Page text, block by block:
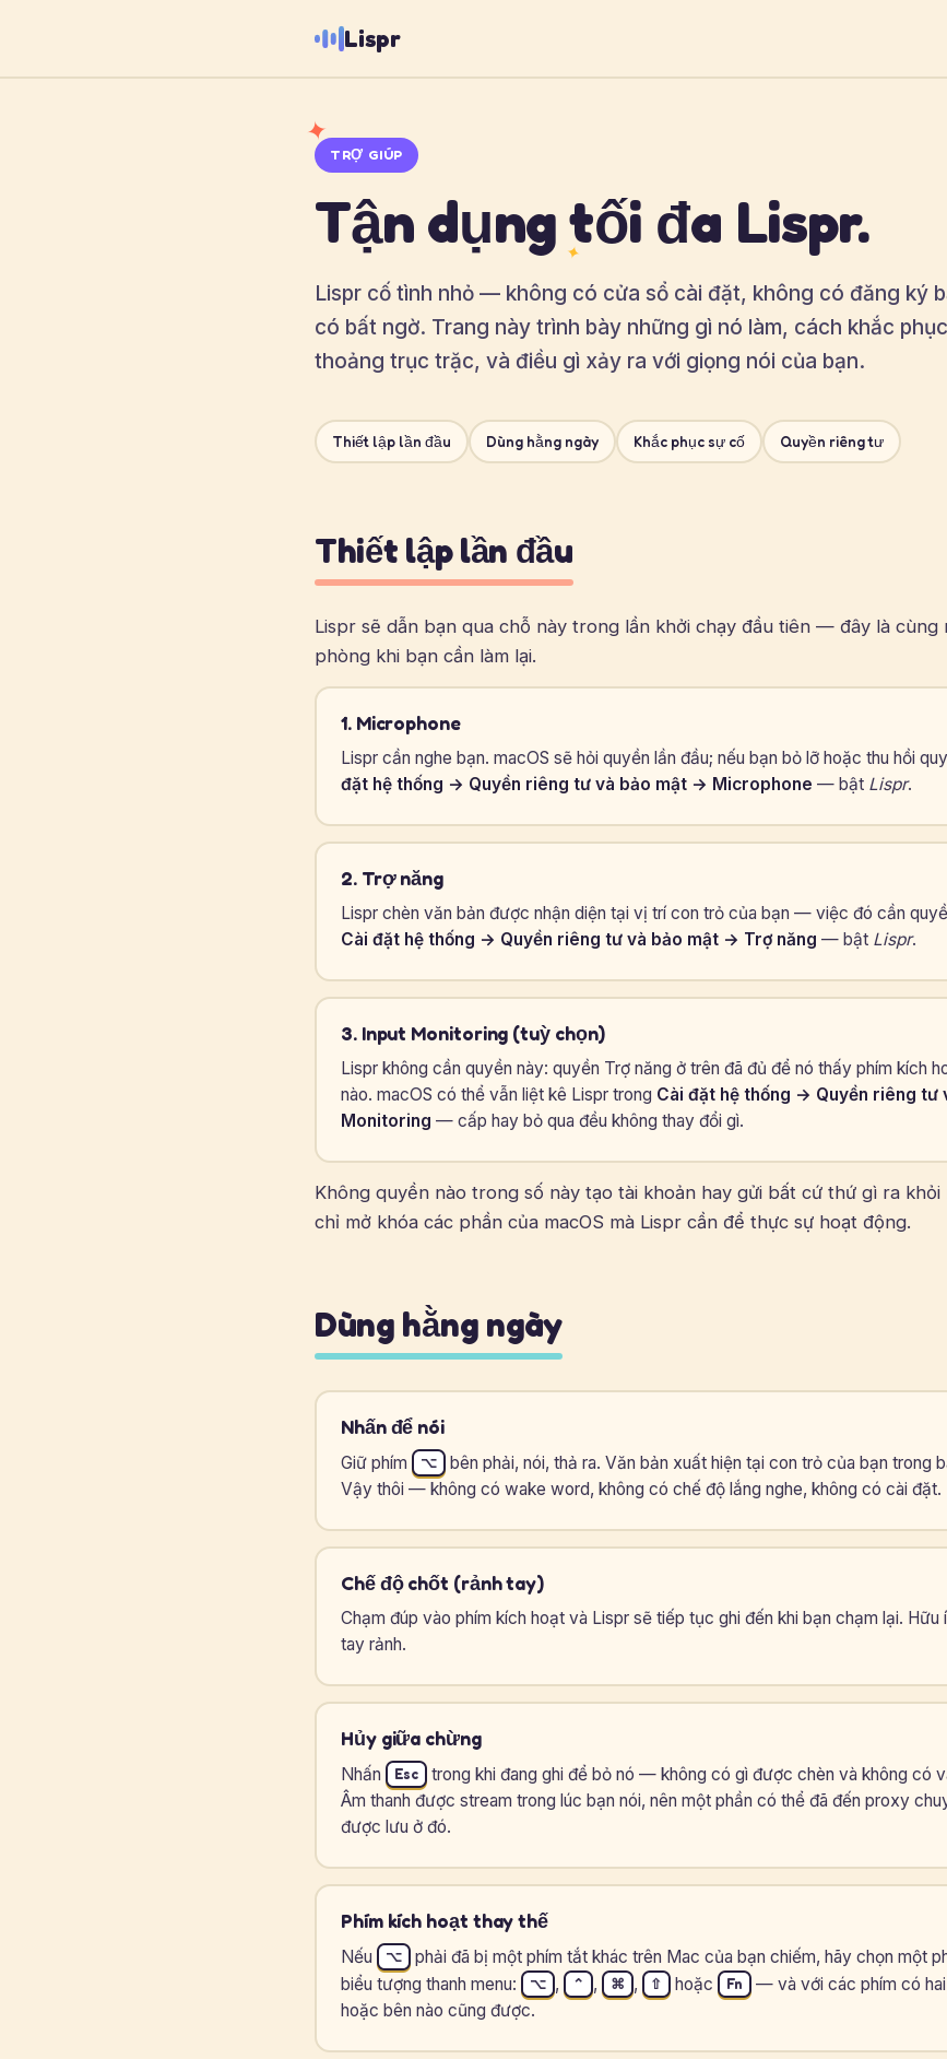
Lispr
✦
✦
TRỢ GIÚP
Tận dụng tối đa Lispr.
Lispr cố tình nhỏ — không có cửa sổ cài đặt, không có đăng ký
có bất ngờ. Trang này trình bày những gì nó làm, cách khắc
thoảng trục trặc, và điều gì xảy ra với giọng nói của bạn.
Thiết lập lần đầu Dùng hằng ngày Khắc phục sự cố Quyền riêng tư
Thiết lập lần đầu
Lispr sẽ dẫn bạn qua chỗ này trong lần khởi chạy đầu tiên — đây là
phòng khi bạn cần làm lại.
1. Microphone
Lispr cần nghe bạn. macOS sẽ hỏi quyền lần đầu; nếu bạn bỏ lỡ hoặc thu hồi
đặt hệ thống → Quyền riêng tư và bảo mật → Microphone — bật Lispr.
2. Trợ năng
Lispr chèn văn bản được nhận diện tại vị trí con trỏ của bạn — việc đó cần
Cài đặt hệ thống → Quyền riêng tư và bảo mật → Trợ năng — bật Lispr.
3. Input Monitoring (tuỳ chọn)
Lispr không cần quyền này: quyền Trợ năng ở trên đã đủ để nó thấy phím kích
nào. macOS có thể vẫn liệt kê Lispr trong Cài đặt hệ thống → Quyền riêng
Monitoring — cấp hay bỏ qua đều không thay đổi gì.
Không quyền nào trong số này tạo tài khoản hay gửi bất cứ thứ gì ra khỏi
chỉ mở khóa các phần của macOS mà Lispr cần để thực sự hoạt động.
Dùng hằng ngày
Nhấn để nói
Giữ phím ⌥ bên phải, nói, thả ra. Văn bản xuất hiện tại con trỏ của bạn trong
Vậy thôi — không có wake word, không có chế độ lắng nghe, không có cài đặt.
Chế độ chốt (rảnh tay)
Chạm đúp vào phím kích hoạt và Lispr sẽ tiếp tục ghi đến khi bạn chạm lại. Hữu
tay rảnh.
Hủy giữa chừng
Nhấn Esc trong khi đang ghi để bỏ nó — không có gì được chèn và không có
Âm thanh được stream trong lúc bạn nói, nên một phần có thể đã đến proxy
được lưu ở đó.
Phím kích hoạt thay thế
Nếu ⌥ phải đã bị một phím tắt khác trên Mac của bạn chiếm, hãy chọn một
biểu tượng thanh menu:
⌥ , ⌃ , ⌘ , ⇧ hoặc Fn
— và với các phím có hai
hoặc bên nào cũng được.